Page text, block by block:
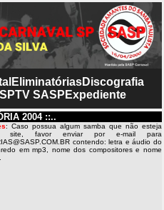
EliminatóriasDiscografia
TV SASP Expediente
2004 ::..
: Caso possua algum samba que não esteja
site, favor enviar por e-mail para
contendo: letra e áudio do
em mp3, nome dos compositores e nome